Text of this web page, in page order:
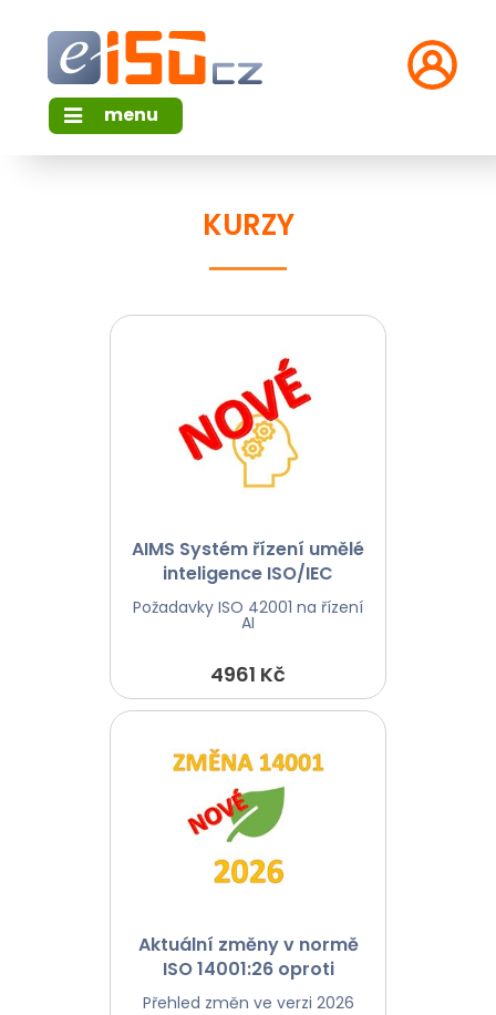
menu
KURZY
AIMS Systém řízení umělé
inteligence ISO/IEC
42001:2023
Požadavky ISO 42001 na řízení
AI
4961 Kč
Aktuální změny v normě
ISO 14001:26 oproti
14001:15
Přehled změn ve verzi 2026